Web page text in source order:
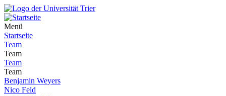
Menü
Startseite
Team
Team
Team
Team
Benjamin Weyers
Nico Feld